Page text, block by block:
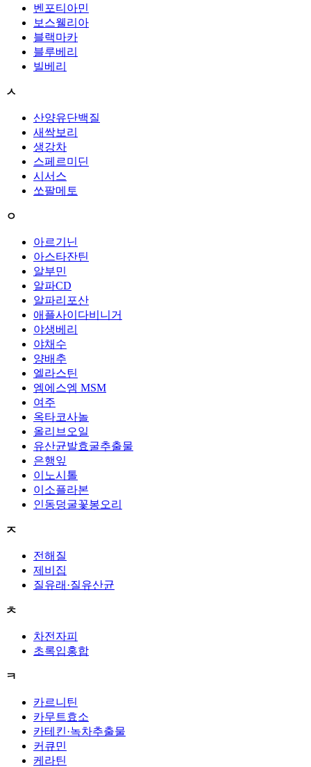
벤포티아민
보스웰리아
블랙마카
블루베리
빌베리
ㅅ
산양유단백질
새싹보리
생강차
스페르미딘
시서스
쏘팔메토
ㅇ
아르기닌
아스타잔틴
알부민
알파CD
알파리포산
애플사이다비니거
야생베리
야채수
양배추
엘라스틴
엠에스엠 MSM
여주
옥타코사놀
올리브오일
유산균발효굴추출물
은행잎
이노시톨
이소플라본
인동덩굴꽃봉오리
ㅈ
전해질
제비집
질유래·질유산균
ㅊ
차전자피
초록입홍합
ㅋ
카르니틴
카무트효소
카테킨·녹차추출물
커큐민
케라틴